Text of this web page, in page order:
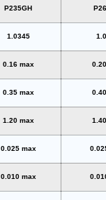
P235GH
1.0345
0.16 max
0.35 max
1.20 max
0.025 max
0.010 max